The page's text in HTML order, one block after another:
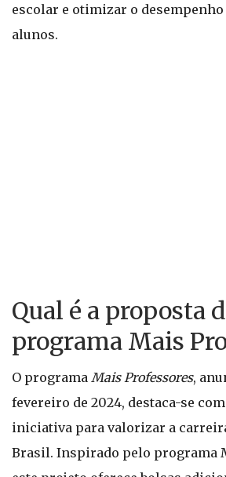
escolar e otimizar o desempenho
alunos.
Qual é a proposta
programa Mais
O programa Mais Professores,
fevereiro de 2024, destaca-se
iniciativa para valorizar a
Brasil. Inspirado pelo programa